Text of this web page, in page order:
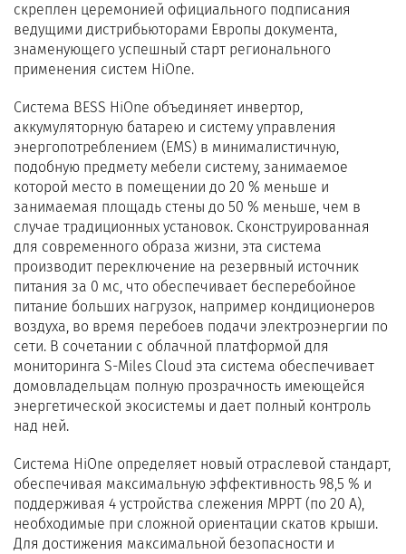
скреплен церемонией официального подписания
ведущими дистрибьюторами Европы документа,
знаменующего успешный старт регионального
применения систем HiOne.
Система BESS HiOne объединяет инвертор,
аккумуляторную батарею и систему управления
энергопотреблением (EMS) в минималистичную,
подобную предмету мебели систему, занимаемое
которой место в помещении до 20 % меньше и
занимаемая площадь стены до 50 % меньше, чем в
случае традиционных установок. Сконструированная
для современного образа жизни, эта система
производит переключение на резервный источник
питания за 0 мс, что обеспечивает бесперебойное
питание больших нагрузок, например кондиционеров
воздуха, во время перебоев подачи электроэнергии по
сети. В сочетании с облачной платформой для
мониторинга S-Miles Cloud эта система обеспечивает
домовладельцам полную прозрачность имеющейся
энергетической экосистемы и дает полный контроль
над ней.
Система HiOne определяет новый отраслевой стандарт,
обеспечивая максимальную эффективность 98,5 % и
поддерживая 4 устройства слежения MPPT (по 20 А),
необходимые при сложной ориентации скатов крыши.
Для достижения максимальной безопасности и